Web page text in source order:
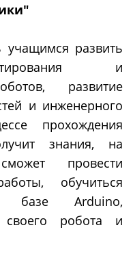
развить
и
развитие
и инженерного
прохождения
знания, на
провести
обучиться
базе Arduino,
своего робота и